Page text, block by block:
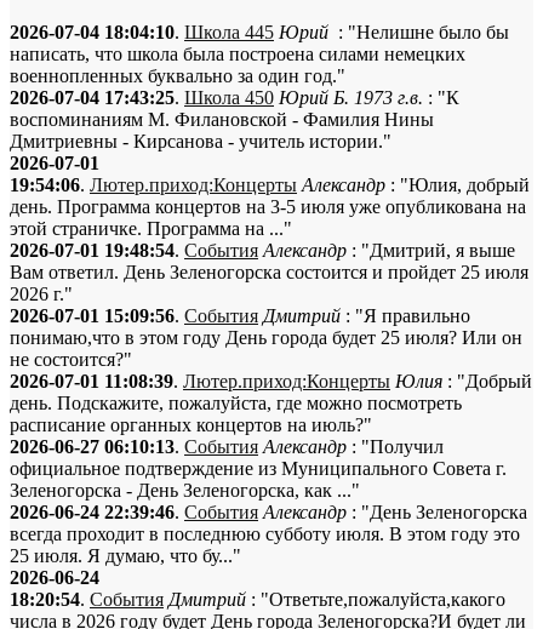
2026-07-04 18:04:10. Школа 445 Юрий : "Нелишне было бы
написать, что школа была построена силами немецких
военнопленных буквально за один год."
2026-07-04 17:43:25. Школа 450 Юрий Б. 1973 г.в. : "К
воспоминаниям М. Филановской - Фамилия Нины
Дмитриевны - Кирсанова - учитель истории."
2026-07-01
19:54:06. Лютер.приход:Концерты Александр : "Юлия, добрый
день. Программа концертов на 3-5 июля уже опубликована на
этой страничке. Программа на ..."
2026-07-01 19:48:54. События Александр : "Дмитрий, я выше
Вам ответил. День Зеленогорска состоится и пройдет 25 июля
2026 г."
2026-07-01 15:09:56. События Дмитрий : "Я правильно
понимаю,что в этом году День города будет 25 июля? Или он
не состоится?"
2026-07-01 11:08:39. Лютер.приход:Концерты Юлия : "Добрый
день. Подскажите, пожалуйста, где можно посмотреть
расписание органных концертов на июль?"
2026-06-27 06:10:13. События Александр : "Получил
официальное подтверждение из Муниципального Совета г.
Зеленогорска - День Зеленогорска, как ..."
2026-06-24 22:39:46. События Александр : "День Зеленогорска
всегда проходит в последнюю субботу июля. В этом году это
25 июля. Я думаю, что бу..."
2026-06-24
18:20:54. События Дмитрий : "Ответьте,пожалуйста,какого
числа в 2026 году будет День города Зеленогорска?И будет ли